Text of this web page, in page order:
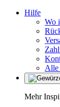
Hilfe
Wo
Alle
Mehr